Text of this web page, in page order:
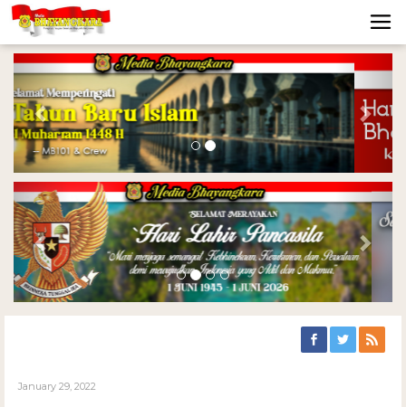
Previous Next
Previous Next
January 29, 2022